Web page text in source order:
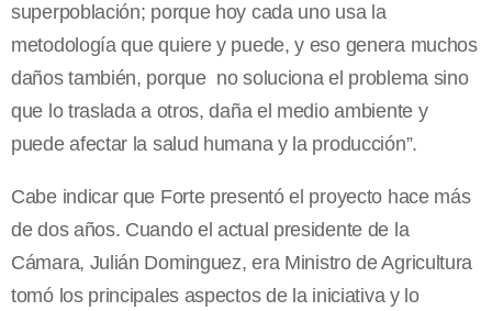
superpoblación; porque hoy cada uno usa la
metodología que quiere y puede, y eso genera muchos
daños también, porque no soluciona el problema sino
que lo traslada a otros, daña el medio ambiente y
puede afectar la salud humana y la producción”.
Cabe indicar que Forte presentó el proyecto hace más
de dos años. Cuando el actual presidente de la
Cámara, Julián Dominguez, era Ministro de Agricultura
tomó los principales aspectos de la iniciativa y lo